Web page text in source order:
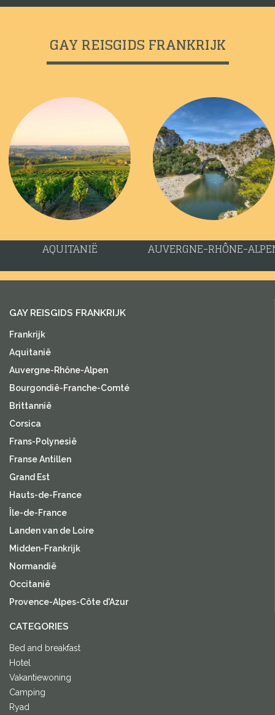
GAY REISGIDS FRANKRIJK
AQUITANIË AUVERGNE-RHÔNE-
GAY REISGIDS FRANKRIJK
Frankrijk
Aquitanië
Auvergne-Rhône-Alpen
Bourgondië-Franche-Comté
Brittannië
Corsica
Frans-Polynesië
Franse Antillen
Grand Est
Hauts-de-France
Île-de-France
Landen van de Loire
Midden-Frankrijk
Normandië
Occitanië
Provence-Alpes-Côte d'Azur
CATEGORIES
Bed and breakfast
Hotel
Vakantiewoning
Camping
Ryad